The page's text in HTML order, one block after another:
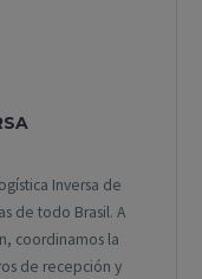
Inversa de
de todo Brasil. A
coordinamos la
de recepción y